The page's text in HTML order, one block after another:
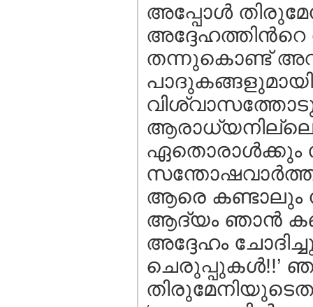
അപ്പോള്‍
തന്നുകൊണ്ട്
ഏതൊരാള്‍ക്കും
ആരെ കണ്ടാലും
ആദ്യം ഞാന്‍
അദ്ദേഹം
ചെരുപ്പുകള്‍!!’